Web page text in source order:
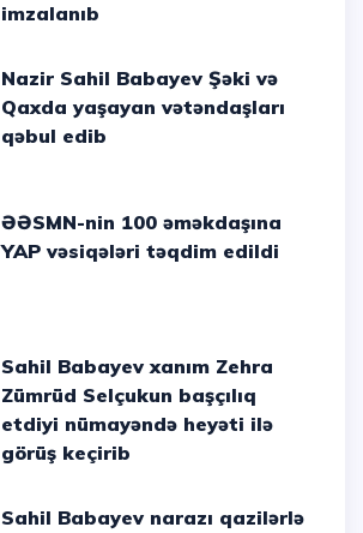
imzalanıb
Nazir Sahil Babayev Şəki və
Qaxda yaşayan vətəndaşları
qəbul edib
ƏƏSMN-nin 100 əməkdaşına
YAP vəsiqələri təqdim edildi
Sahil Babayev xanım Zehra
Zümrüd Selçukun başçılıq
etdiyi nümayəndə heyəti ilə
görüş keçirib
Sahil Babayev narazı qazilərlə